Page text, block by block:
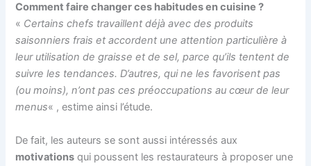
Comment faire changer ces habitudes en cuisine ?
« Certains chefs travaillent déjà avec des produits
saisonniers frais et accordent une attention particulière à
leur utilisation de graisse et de sel, parce qu’ils tentent de
suivre les tendances. D’autres, qui ne les favorisent pas
(ou moins), n’ont pas ces préoccupations au cœur de leur
menus« , estime ainsi l’étude.
De fait, les auteurs se sont aussi intéressés aux
motivations qui poussent les restaurateurs à proposer une